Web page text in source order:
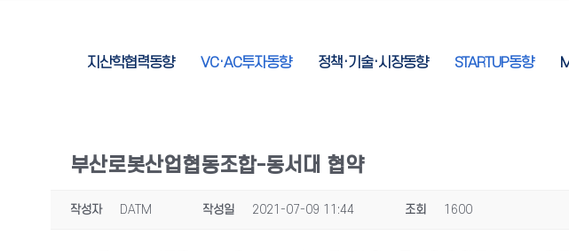
지산학협력동향 VC·AC투자동향 정책·기술·시장동향 STARTUP동향
부산로봇산업협동조합-동서대 협약
작성자 DATM 작성일 2021-07-09 11:44 조회 1600